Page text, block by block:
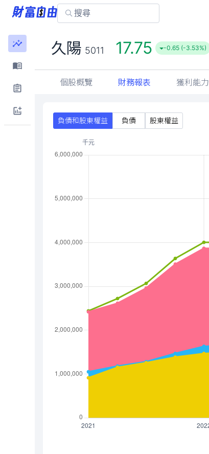
久陽 5011 17.75 -0.65 (-3.53%)
個股概覽 財務報表 獲利能力
負債和股東權益 負債 股東權益